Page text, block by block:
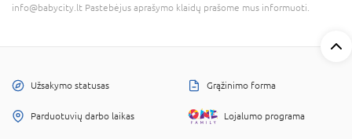
info@babycity.lt Pastebėjus aprašymo klaidų prašome mus informuoti.
Užsakymo statusas Grąžinimo forma
Parduotuvių darbo laikas Lojalumo programa